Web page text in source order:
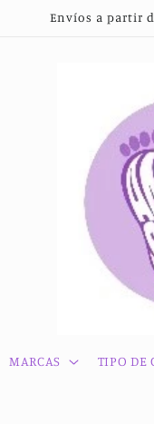
Envíos a partir
MARCAS TIPO DE